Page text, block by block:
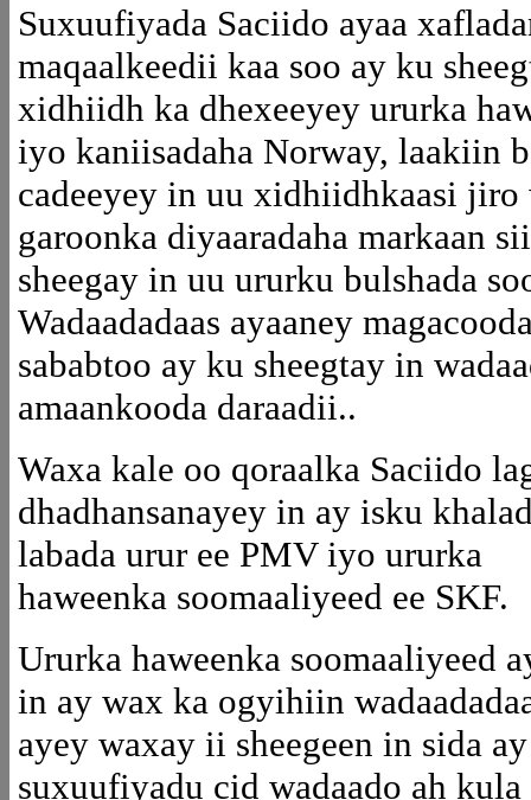
Suxuufiyada Saciido ayaa
maqaalkeedii kaa soo ay ku
xidhiidh ka dhexeeyey ururka
iyo kaniisadaha Norway, laakiin
cadeeyey in uu xidhiidhkaasi
garoonka diyaaradaha markaan
sheegay in uu ururku bulshada
Wadaadadaas ayaaney
sababtoo ay ku sheegtay in
amaankooda daraadii..
Waxa kale oo qoraalka Saciido
dhadhansanayey in ay isku
labada urur ee PMV iyo ururka
haweenka soomaaliyeed ee SKF.
Ururka haweenka soomaaliyeed
in ay wax ka ogyihiin
ayey waxay ii sheegeen in sida
suxuufiyadu cid wadaado ah